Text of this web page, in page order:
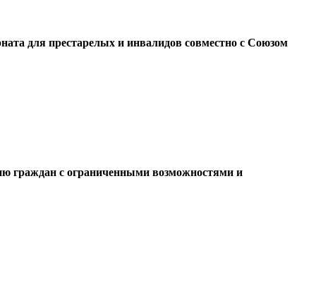
для престарелых и инвалидов совместно с Союзом
граждан с ограниченными возможностями и